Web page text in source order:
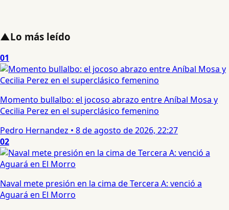
▲Lo más leído
01
Momento bullalbo: el jocoso abrazo entre Aníbal Mosa y
Cecilia Perez en el superclásico femenino
Pedro Hernandez • 8 de agosto de 2026, 22:27
02
Naval mete presión en la cima de Tercera A: venció a
Aguará en El Morro